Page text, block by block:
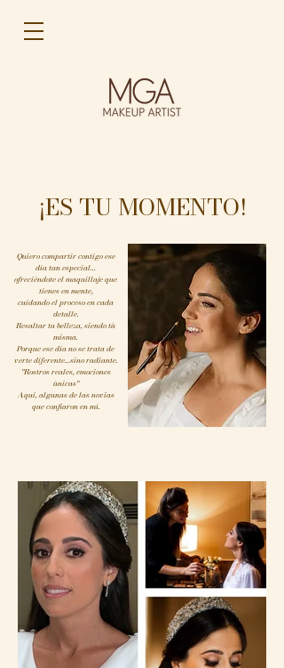
¡ES TU MOMENTO!
Quiero compartir contigo ese
día tan especial...
ofreciéndote el maquillaje que
tienes en mente,
cuidando el proceso en cada
detalle.
Resaltar tu belleza, siendo tú
misma.
​Porque ese día no se trata de
verte diferente...sino radiante.
"Rostros reales, emociones
únicas"
Aqui, algunas de las novias
que confiaron en mí.